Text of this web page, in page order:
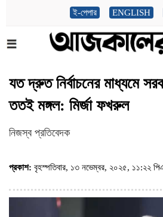
ই-পেপার ENGLISH
যত দ্রুত নির্বাচনের মাধ্যমে
ততই মঙ্গল: মির্জা ফখরুল
নিজস্ব প্রতিবেদক
প্রকাশ: বৃহস্পতিবার, ১৩ নভেম্বর, ২০২৫, ১১:২২